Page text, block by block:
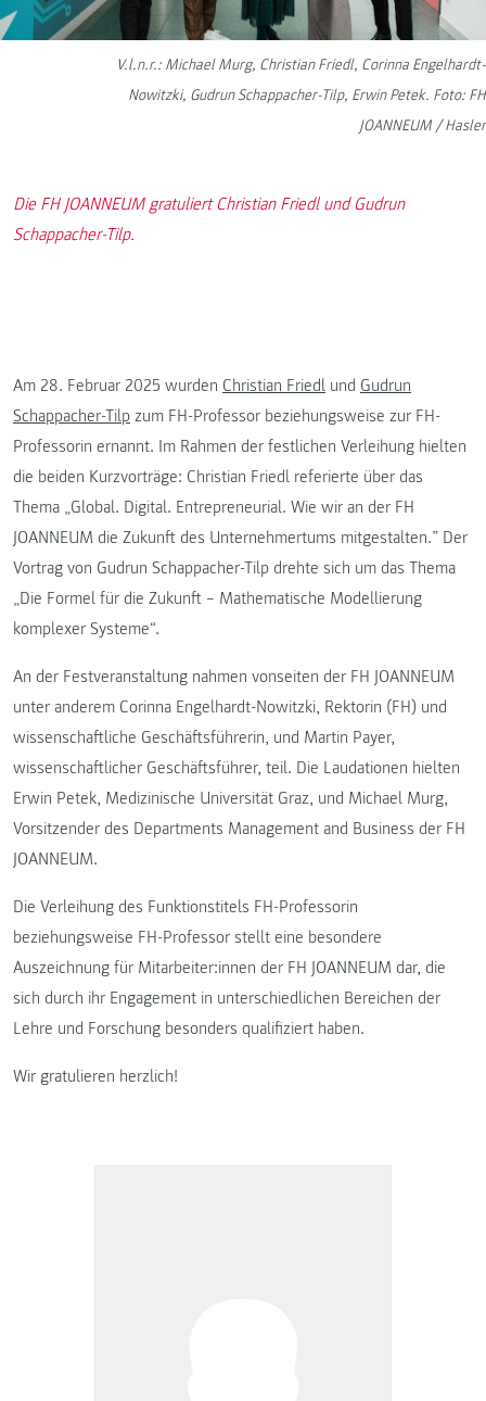
V.l.n.r.: Michael Murg, Christian Friedl, Corinna Engelhardt-
Nowitzki, Gudrun Schappacher-Tilp, Erwin Petek. Foto: FH
JOANNEUM / Hasler
Die FH JOANNEUM gratuliert Christian Friedl und Gudrun
Schappacher-Tilp.
Am 28. Februar 2025 wurden Christian Friedl und Gudrun
Schappacher-Tilp zum FH-Professor beziehungsweise zur FH-
Professorin ernannt. Im Rahmen der festlichen Verleihung hielten
die beiden Kurzvorträge: Christian Friedl referierte über das
Thema „Global. Digital. Entrepreneurial. Wie wir an der FH
JOANNEUM die Zukunft des Unternehmertums mitgestalten.” Der
Vortrag von Gudrun Schappacher-Tilp drehte sich um das Thema
„Die Formel für die Zukunft – Mathematische Modellierung
komplexer Systeme“.
An der Festveranstaltung nahmen vonseiten der FH JOANNEUM
unter anderem Corinna Engelhardt-Nowitzki, Rektorin (FH) und
wissenschaftliche Geschäftsführerin, und Martin Payer,
wissenschaftlicher Geschäftsführer, teil. Die Laudationen hielten
Erwin Petek, Medizinische Universität Graz, und Michael Murg,
Vorsitzender des Departments Management and Business der FH
JOANNEUM.
Die Verleihung des Funktionstitels FH-Professorin
beziehungsweise FH-Professor stellt eine besondere
Auszeichnung für Mitarbeiter:innen der FH JOANNEUM dar, die
sich durch ihr Engagement in unterschiedlichen Bereichen der
Lehre und Forschung besonders qualifiziert haben.
Wir gratulieren herzlich!